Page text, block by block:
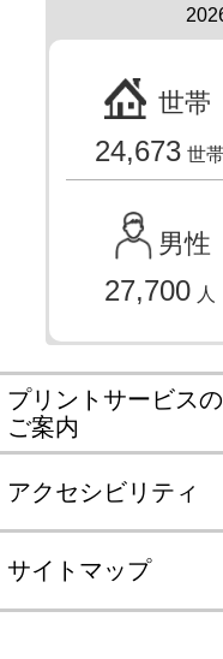
世帯
24,673 世帯
男性
27,700 人
プリントサービスの
ご案内
アクセシビリティ
サイトマップ